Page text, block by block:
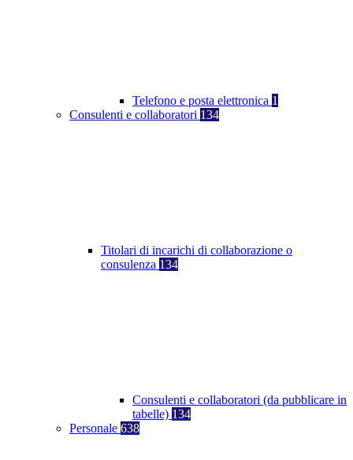
Telefono e posta elettronica 1
Consulenti e collaboratori 134
Titolari di incarichi di collaborazione o
consulenza 134
Consulenti e collaboratori (da pubblicare in
tabelle) 134
Personale 638